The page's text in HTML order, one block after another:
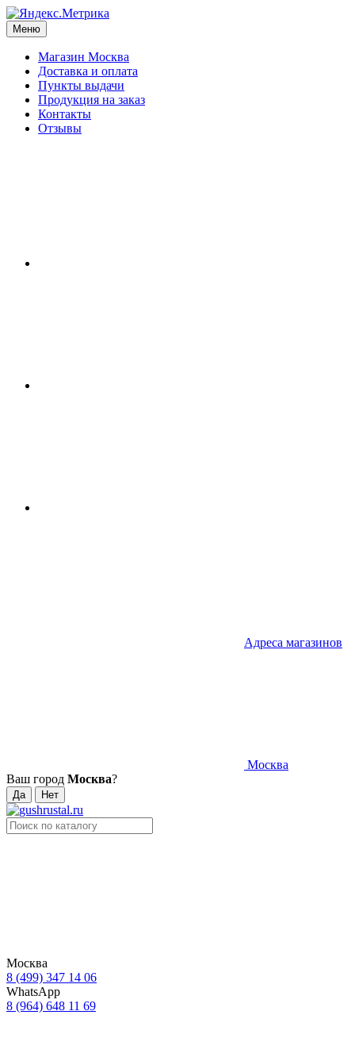
Меню
Магазин Москва
Доставка и оплата
Пункты выдачи
Продукция на заказ
Контакты
Отзывы
Адреса магазинов
Москва
Ваш город Москва?
Москва
8 (499) 347 14 06
WhatsApp
8 (964) 648 11 69